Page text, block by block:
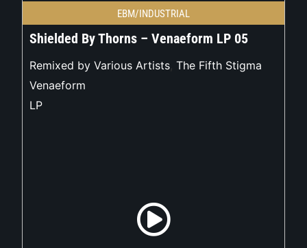
EBM/INDUSTRIAL
Shielded By Thorns – Venaeform LP 05
Remixed by Various Artists, The Fifth Stigma
Venaeform
LP